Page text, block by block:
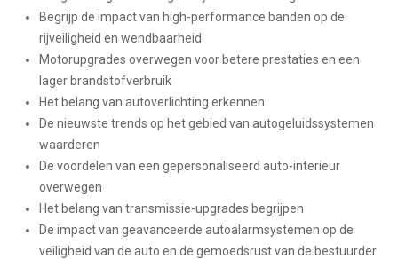
Begrijp de impact van high-performance banden op de
rijveiligheid en wendbaarheid
Motorupgrades overwegen voor betere prestaties en een
lager brandstofverbruik
Het belang van autoverlichting erkennen
De nieuwste trends op het gebied van autogeluidssystemen
waarderen
De voordelen van een gepersonaliseerd auto-interieur
overwegen
Het belang van transmissie-upgrades begrijpen
De impact van geavanceerde autoalarmsystemen op de
veiligheid van de auto en de gemoedsrust van de bestuurder